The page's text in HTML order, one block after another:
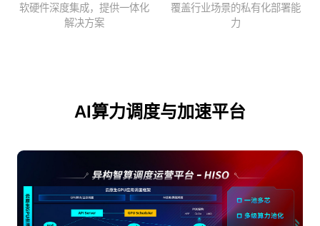
软硬件深度集成，提供一体化
解决方案
覆盖行业场景的私有化部署能
力
AI算力调度与加速平台